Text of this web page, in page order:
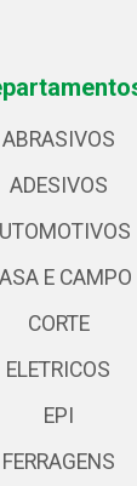
ABRASIVOS
ADESIVOS
E CAMPO
CORTE
ELETRICOS
EPI
FERRAGENS